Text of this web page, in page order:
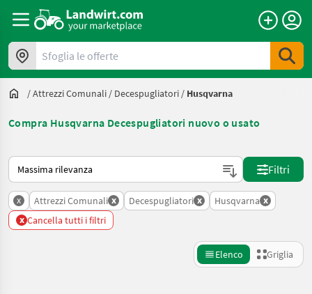
Sfoglia le offerte
/Attrezzi Comunali / Decespugliatori / Husqvarna
Compra Husqvarna Decespugliatori nuovo o usato
Ecco come viene ordinato su Landwirt.com
Filtri
x Attrezzi Comunali x Decespugliatori x Husqvarna x
x Cancella tutti i filtri
Elenco Griglia